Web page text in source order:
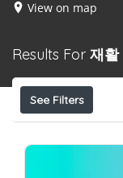
View on map
Results For 재활
See Filters